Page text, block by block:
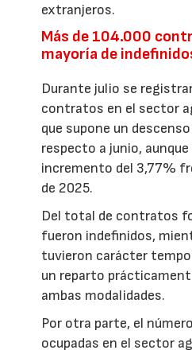
extranjeros.
Más de 104.000
mayoría de
Durante julio se
contratos en el sector
que supone un
respecto a junio,
incremento del 3,77%
de 2025.
Del total de contratos
fueron indefinidos,
tuvieron carácter
un reparto
ambas modalidades.
Por otra parte, el
ocupadas en el sector